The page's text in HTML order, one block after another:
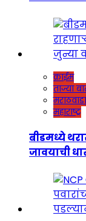
क्राईम
ताज्या
मराठवाडा
महाराष्ट्र
बीडमध्ये
जावयाची